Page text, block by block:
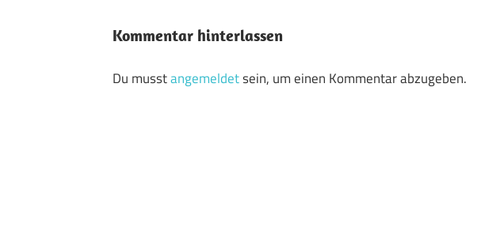
Kommentar hinterlassen
Du musstangemeldetsein, um einen Kommentar abzugeben.